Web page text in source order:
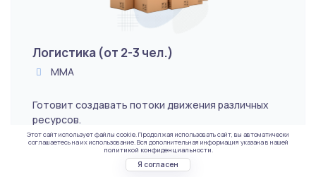
Логистика (от 2-3 чел.)
ММА
Готовит создавать потоки движения различных
ресурсов.
Этот сайт использует файлы cookie. Продолжая использовать сайт, вы автоматически
соглашаетесь на их использование. Вся дополнительная информация указана в нашей
политикой конфиденциальности.
Я согласен